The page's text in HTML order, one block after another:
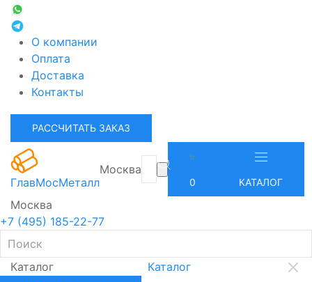
О компании
Оплата
Доставка
Контакты
РАССЧИТАТЬ ЗАКАЗ
ГлавМосМеталл
Москва
0 КАТАЛОГ
Москва
+7 (495) 185-22-77
Каталог Каталог